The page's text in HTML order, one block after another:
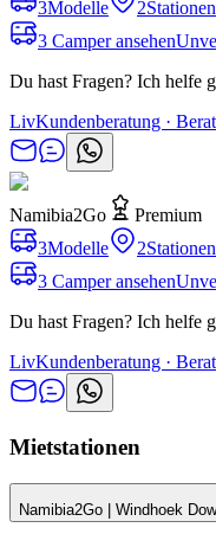
3Modelle 2Stationen
3 Camper ansehen
Du hast Fragen? Ich helfe
LivKundenberatung ·
Namibia2Go
Premium
3Modelle 2Stationen
3 Camper ansehen
Du hast Fragen? Ich helfe
LivKundenberatung ·
Mietstationen
Namibia2Go | Windhoek